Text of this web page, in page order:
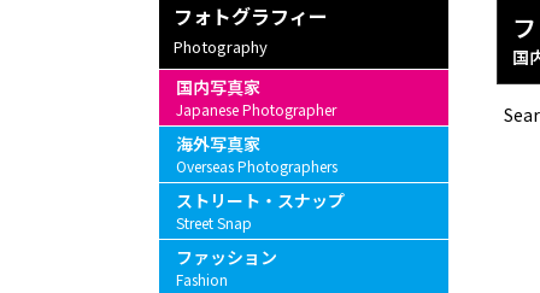
国
フォトグラフィー
Photography
国内写真家
Japanese Photographer
海外写真家
Overseas Photographers
ストリート・スナップ
Street Snap
ファッション
Fashion